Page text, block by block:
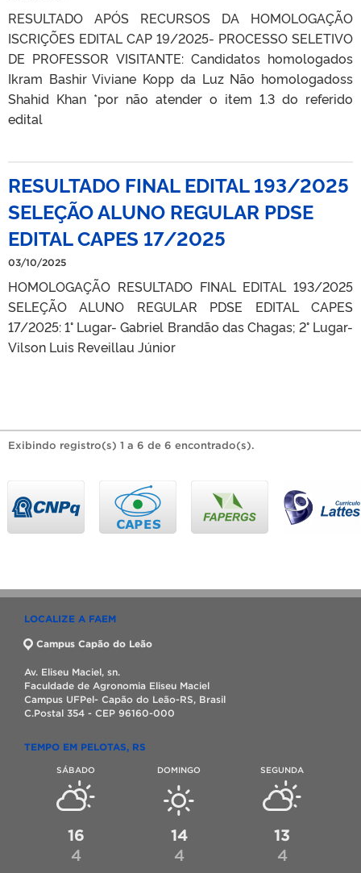
RESULTADO APÓS RECURSOS DA HOMOLOGAÇÃO
ISCRIÇÕES EDITAL CAP 19/2025- PROCESSO SELETIVO
DE PROFESSOR VISITANTE: Candidatos homologados
Ikram Bashir Viviane Kopp da Luz Não homologadoss
Shahid Khan *por não atender o item 1.3 do referido
edital
RESULTADO FINAL EDITAL 193/2025
SELEÇÃO ALUNO REGULAR PDSE
EDITAL CAPES 17/2025
03/10/2025
HOMOLOGAÇÃO RESULTADO FINAL EDITAL 193/2025
SELEÇÃO ALUNO REGULAR PDSE EDITAL CAPES
17/2025: 1° Lugar- Gabriel Brandão das Chagas; 2° Lugar-
Vilson Luis Reveillau Júnior
Exibindo registro(s) 1 a 6 de 6 encontrado(s).
LOCALIZE A FAEM
Campus Capão do Leão
Av. Eliseu Maciel, sn.
Faculdade de Agronomia Eliseu Maciel
Campus UFPel- Capão do Leão-RS, Brasil
C.Postal 354 - CEP 96160-000
TEMPO EM PELOTAS, RS
SÁBADO
16
4
DOMINGO
14
4
SEGUNDA
13
4